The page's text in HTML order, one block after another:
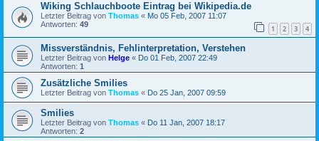
Wiking Schlauchboote Eintrag bei Wikipedia.de
Letzter Beitrag von Thomas « Mo 05 Feb, 2007 11:07
Antworten: 49 1 2 3 4
Missverständnis, Fehlinterpretation, Verstehen
Letzter Beitrag von Helge « Do 01 Feb, 2007 22:49
Antworten: 1
Zusätzliche Smilies
Letzter Beitrag von Thomas « Do 25 Jan, 2007 09:59
Smilies
Letzter Beitrag von Thomas « Do 11 Jan, 2007 18:17
Antworten: 2